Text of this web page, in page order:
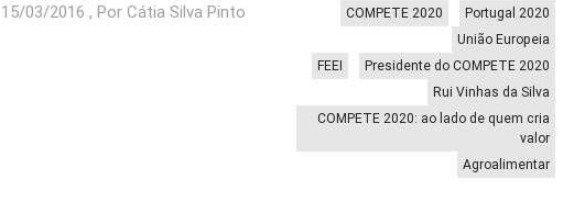
15/03/2016 , Por Cátia Silva Pinto Portugal 2020
COMPETE 2020
União Europeia
Presidente do COMPETE 2020
FEEI
Rui Vinhas da Silva
COMPETE 2020: ao lado de quem cria
valor
Agroalimentar